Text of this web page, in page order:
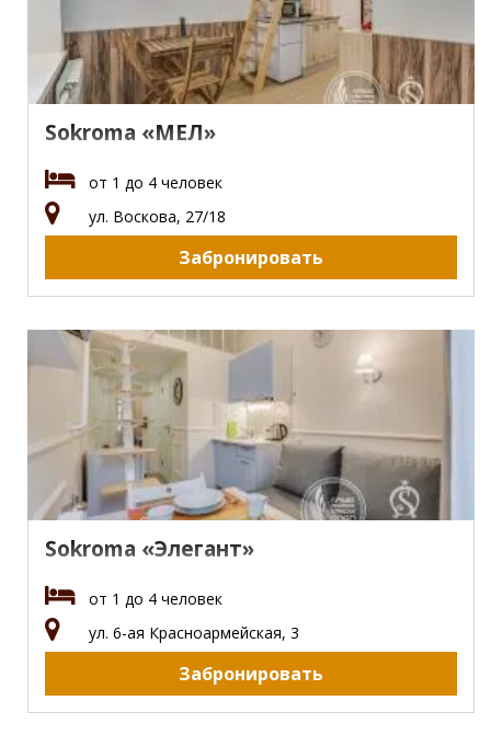
Sokroma «МЕЛ»
от 1 до 4 человек
ул. Воскова, 27/18
Забронировать
Sokroma «Элегант»
от 1 до 4 человек
ул. 6-ая Красноармейская, 3
Забронировать